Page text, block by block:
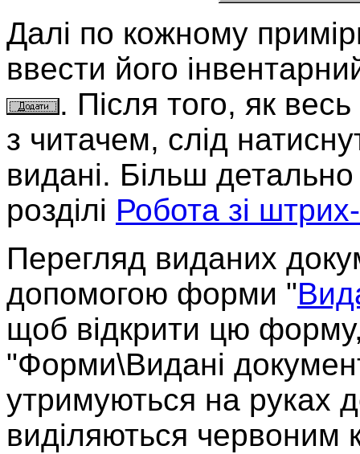
Далі по кожному
ввести його
. Після того, як
з читачем, слід
видані. Більш
розділі Робота зі
Перегляд виданих
допомогою форми "
щоб відкрити цю
"Форми\Видані
утримуються на руках
виділяються червоним